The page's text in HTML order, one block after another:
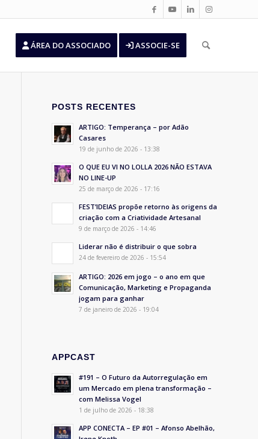
ÁREA DO ASSOCIADO ASSOCIE-SE
POSTS RECENTES
ARTIGO: Temperança – por Adão
Casares
19 de junho de 2026 - 13:38
O QUE EU VI NO LOLLA 2026 NÃO ESTAVA
NO LINE-UP
25 de março de 2026 - 17:16
FEST’IDEIAS propõe retorno às origens da
criação com a Criatividade Artesanal
9 de março de 2026 - 14:46
Liderar não é distribuir o que sobra
24 de fevereiro de 2026 - 15:54
ARTIGO: 2026 em jogo – o ano em que
Comunicação, Marketing e Propaganda
jogam para ganhar
7 de janeiro de 2026 - 19:04
APPCAST
#191 – O Futuro da Autorregulação em
um Mercado em plena transformação –
com Melissa Vogel
1 de julho de 2026 - 18:38
APP CONECTA – EP #01 – Afonso Abelhão,